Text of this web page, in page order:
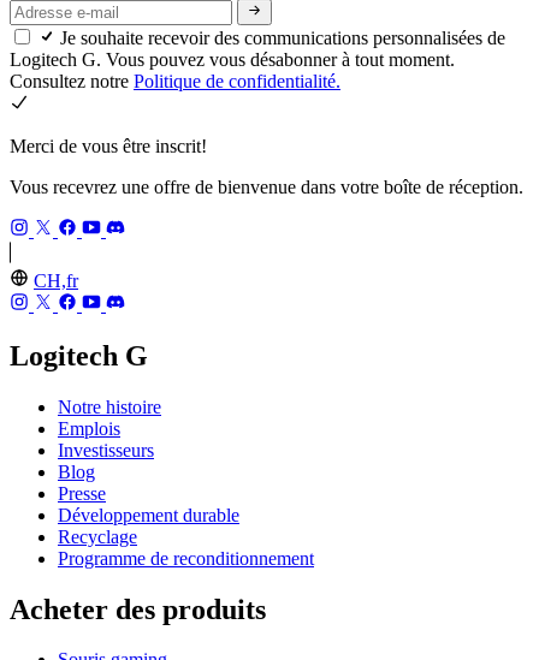
Je souhaite recevoir des communications personnalisées de
Logitech G. Vous pouvez vous désabonner à tout moment.
Consultez notre Politique de confidentialité.
Merci de vous être inscrit!
Vous recevrez une offre de bienvenue dans votre boîte de réception.
CH,fr
Logitech G
Notre histoire
Emplois
Investisseurs
Blog
Presse
Développement durable
Recyclage
Programme de reconditionnement
Acheter des produits